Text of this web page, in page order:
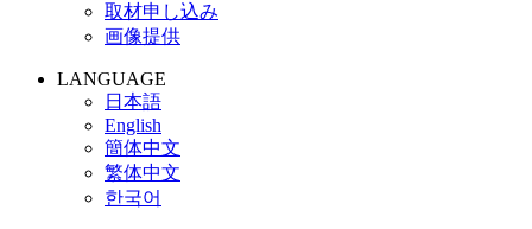
取材申し込み
画像提供
LANGUAGE
日本語
English
簡体中文
繁体中文
한국어